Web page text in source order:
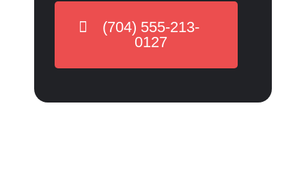
(704) 555-213-
0127